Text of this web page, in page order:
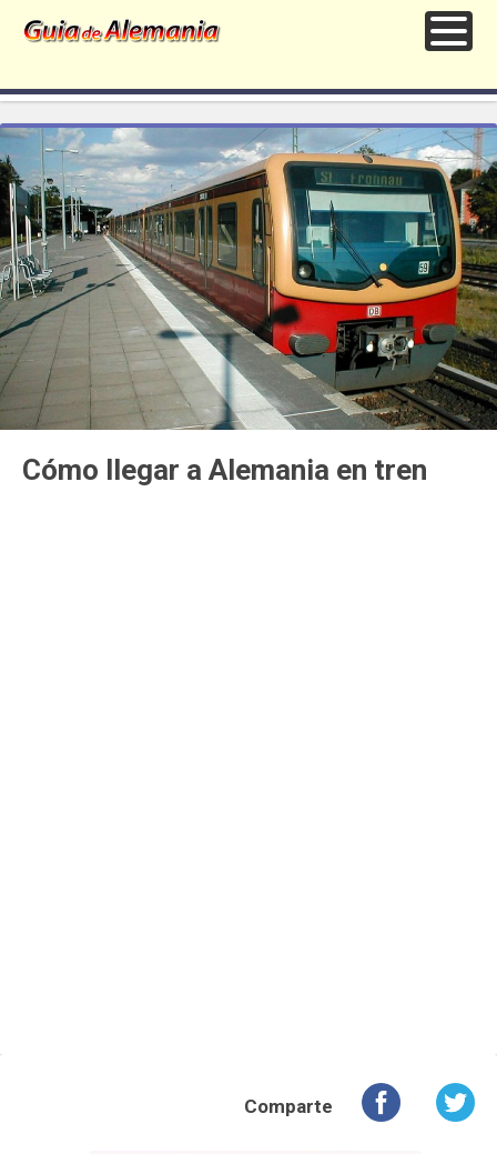
Cómo llegar a Alemania en tren
Comparte